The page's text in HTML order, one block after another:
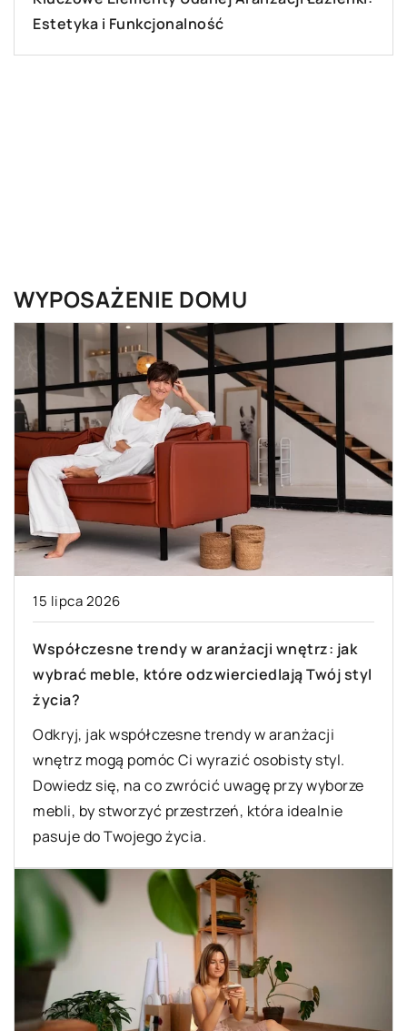
WYPOSAŻENIE DOMU
15 lipca 2026
Współczesne trendy w aranżacji wnętrz: jak
wybrać meble, które odzwierciedlają Twój styl
życia?
Odkryj, jak współczesne trendy w aranżacji
wnętrz mogą pomóc Ci wyrazić osobisty styl.
Dowiedz się, na co zwrócić uwagę przy wyborze
mebli, by stworzyć przestrzeń, która idealnie
pasuje do Twojego życia.